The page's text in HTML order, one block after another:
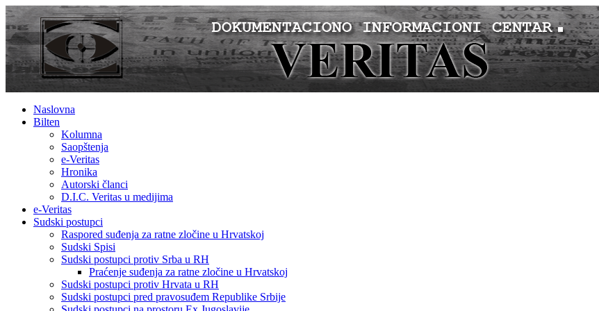
Naslovna
Bilten
Kolumna
Saopštenja
e-Veritas
Hronika
Autorski članci
D.I.C. Veritas u medijima
e-Veritas
Sudski postupci
Raspored suđenja za ratne zločine u Hrvatskoj
Sudski Spisi
Sudski postupci protiv Srba u RH
Praćenje suđenja za ratne zločine u Hrvatskoj
Sudski postupci protiv Hrvata u RH
Sudski postupci pred pravosuđem Republike Srbije